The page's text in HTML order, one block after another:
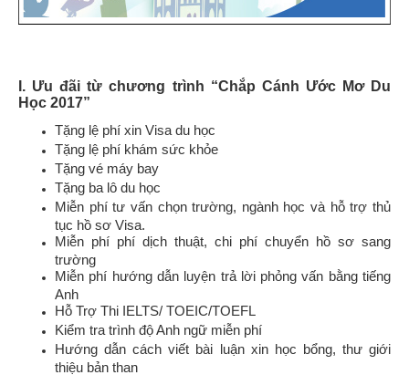
I. Ưu đãi từ chương trình “Chắp Cánh Ước Mơ Du
Học 2017”
Tặng lệ phí xin Visa du học
Tặng lệ phí khám sức khỏe
Tặng vé máy bay
Tặng ba lô du học
Miễn phí tư vấn chọn trường, ngành học và hỗ trợ thủ
tục hồ sơ Visa.
Miễn phí phí dịch thuật, chi phí chuyển hồ sơ sang
trường
Miễn phí hướng dẫn luyện trả lời phỏng vấn bằng tiếng
Anh
Hỗ Trợ Thi IELTS/ TOEIC/TOEFL
Kiểm tra trình độ Anh ngữ miễn phí
Hướng dẫn cách viết bài luận xin học bổng, thư giới
thiệu bản than